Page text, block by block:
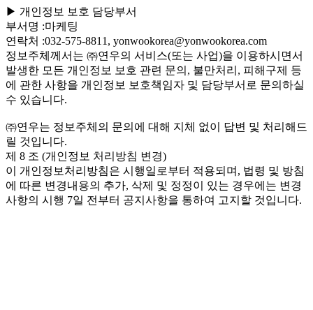
▶ 개인정보 보호 담당부서
부서명 :마케팅
연락처 :032-575-8811, yonwookorea@yonwookorea.com
정보주체께서는 ㈜연우의 서비스(또는 사업)을 이용하시면서
발생한 모든 개인정보 보호 관련 문의, 불만처리, 피해구제 등
에 관한 사항을 개인정보 보호책임자 및 담당부서로 문의하실
수 있습니다.
㈜연우는 정보주체의 문의에 대해 지체 없이 답변 및 처리해드
릴 것입니다.
제 8 조 (개인정보 처리방침 변경)
이 개인정보처리방침은 시행일로부터 적용되며, 법령 및 방침
에 따른 변경내용의 추가, 삭제 및 정정이 있는 경우에는 변경
사항의 시행 7일 전부터 공지사항을 통하여 고지할 것입니다.